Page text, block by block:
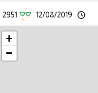
12/08/2019
2951
+
−